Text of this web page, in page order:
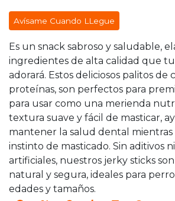
Avísame Cuando LLegue
Es un snack sabroso y saludable,
ingredientes de alta calidad que
adorará. Estos deliciosos palitos de
proteínas, son perfectos para
para usar como una merienda
textura suave y fácil de masticar,
mantener la salud dental mientras
instinto de masticado. Sin aditivos
artificiales, nuestros jerky sticks
natural y segura, ideales para
edades y tamaños.